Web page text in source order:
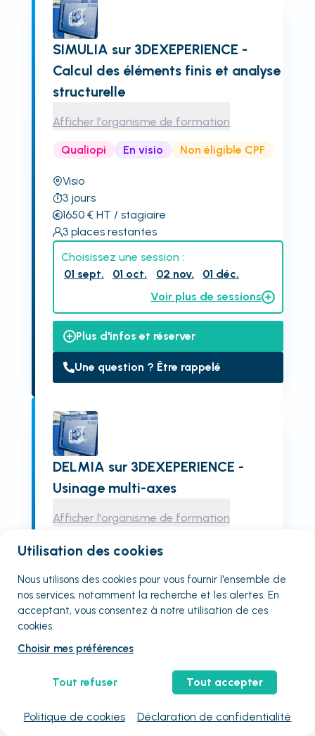
SIMULIA sur 3DEXEPERIENCE -
Calcul des éléments finis et analyse
structurelle
Afficher l'organisme de formation
Qualiopi En visio Non éligible CPF
Visio
3 jours
1650€ HT / stagiaire
3 places restantes
Choisissez une session :
01 sept.
01 oct. 02 nov.
01 déc.
Voir plus de sessions
Plus d'infos et réserver
Une question ? Être rappelé
DELMIA sur 3DEXEPERIENCE -
Usinage multi-axes
Afficher l'organisme de formation
Qualiopi En centre
Toulouse (31200)
5 jours
2730€ HT/ stagiaire
Choisissez une session :
02 nov.
01 déc.
Voir plus de sessions
Utilisation des cookies
Nous utilisons des cookies pour vous fournir l'ensemble de
nos services, notamment la recherche et les alertes. En
acceptant, vous consentez à notre utilisation de ces
cookies.
Choisir mes préférences
Tout refuser Tout accepter
Politique de cookies Déclaration de confidentialité